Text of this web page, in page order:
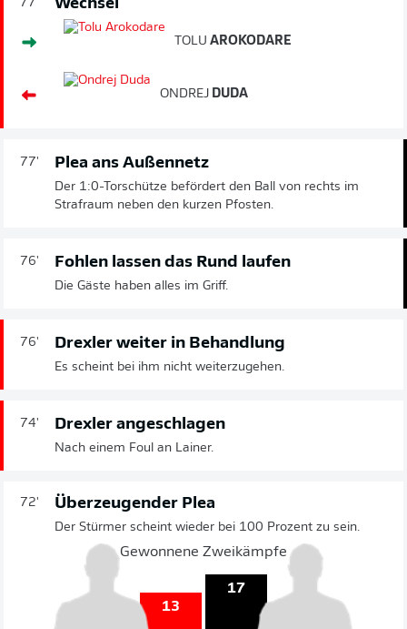
77' Wechsel
TOLU AROKODARE
ONDREJ DUDA
77' Plea ans Außennetz
Der 1:0-Torschütze befördert den Ball von rechts im
Strafraum neben den kurzen Pfosten.
76' Fohlen lassen das Rund laufen
Die Gäste haben alles im Griff.
76' Drexler weiter in Behandlung
Es scheint bei ihm nicht weiterzugehen.
74' Drexler angeschlagen
Nach einem Foul an Lainer.
72' Überzeugender Plea
Der Stürmer scheint wieder bei 100 Prozent zu sein.
Gewonnene Zweikämpfe
13
17